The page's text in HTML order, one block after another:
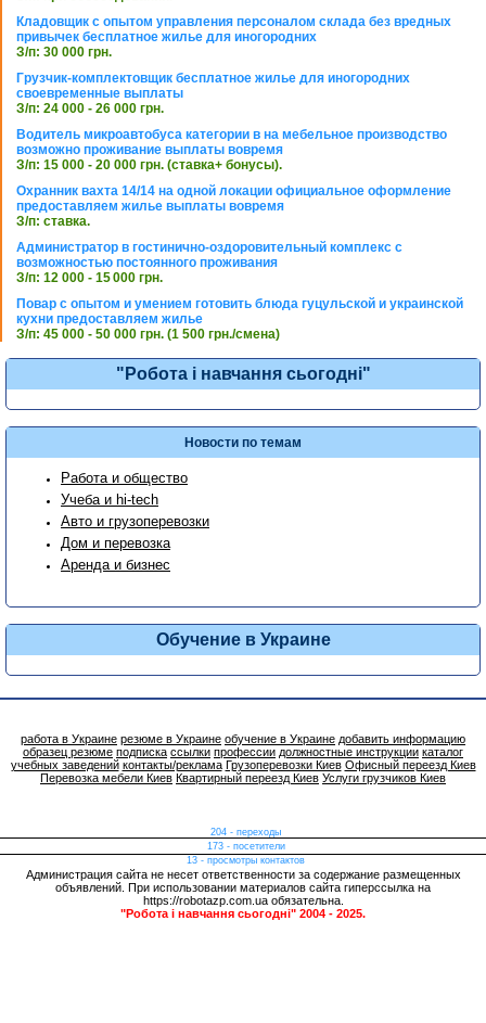
Кладовщик с опытом управления персоналом склада без вредных
привычек бесплатное жилье для иногородних
З/п: 30 000 грн.
Грузчик-комплектовщик бесплатное жилье для иногородних
своевременные выплаты
З/п: 24 000 - 26 000 грн.
Водитель микроавтобуса категории в на мебельное производство
возможно проживание выплаты вовремя
З/п: 15 000 - 20 000 грн. (ставка+ бонусы).
Охранник вахта 14/14 на одной локации официальное оформление
предоставляем жилье выплаты вовремя
З/п: ставка.
Администратор в гостинично-оздоровительный комплекс с
возможностью постоянного проживания
З/п: 12 000 - 15 000 грн.
Повар с опытом и умением готовить блюда гуцульской и украинской
кухни предоставляем жилье
З/п: 45 000 - 50 000 грн. (1 500 грн./смена)
"Робота і навчання сьогодні"
Новости по темам
Работа и общество
Учеба и hi-tech
Авто и грузоперевозки
Дом и перевозка
Аренда и бизнес
Обучение в Украине
работа в Украине резюме в Украине обучение в Украине добавить информацию
образец резюме подписка ссылки профессии должностные инструкции каталог
учебных заведений контакты/реклама Грузоперевозки Киев Офисный переезд Киев
Перевозка мебели Киев Квартирный переезд Киев Услуги грузчиков Киев
204 - переходы
173 - посетители
13 - просмотры контактов
Администрация сайта не несет ответственности за содержание размещенных
объявлений. При использовании материалов сайта гиперссылка на
https://robotazp.com.ua обязательна.
"Робота і навчання сьогодні" 2004 - 2025.